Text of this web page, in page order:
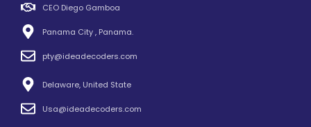
CEO Diego Gamboa
Panama City , Panama.
pty@ideadecoders.com
Delaware, United State
Usa@ideadecoders.com